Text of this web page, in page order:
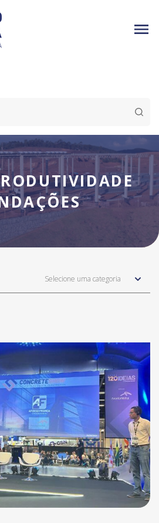
Selecione uma categoria